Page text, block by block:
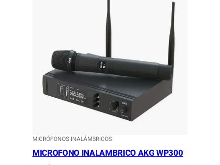
MICRÓFONOS INALÁMBRICOS
MICROFONO INALAMBRICO AKG WP300